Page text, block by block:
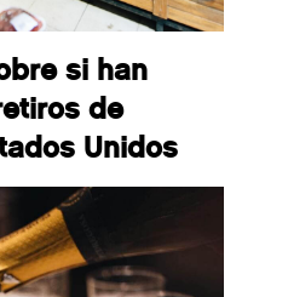
si han
de
Unidos